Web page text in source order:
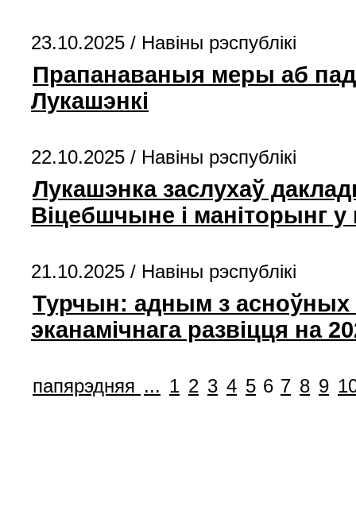
23.10.2025 / Навіны рэспублікі
Прапанаваныя меры аб
Лукашэнкі
22.10.2025 / Навіны рэспублікі
Лукашэнка заслухаў
Віцебшчыне і маніторынг у
21.10.2025 / Навіны рэспублікі
Турчын: адным з асноўных
эканамічнага развіцця на
папярэдняя ... 1 2 3 4 5 6 7 8 9